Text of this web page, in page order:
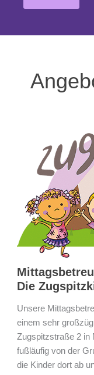
Die
Unsere
einem sehr
Zugspitzstraße 2 in
fußläufig von der
die Kinder dort ab
Neuried:
Zugspitzkids